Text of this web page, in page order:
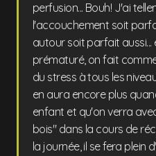
perfusion... Bouh! J'ai
l'accouchement soit
autour soit parfait aussi...
prématuré, on fait
du stress à tous les
en aura encore plus
enfant et qu'on verra
bois" dans la cours de
la journée, il se fera plein